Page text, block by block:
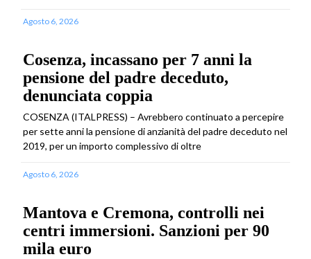
Agosto 6, 2026
Cosenza, incassano per 7 anni la
pensione del padre deceduto,
denunciata coppia
COSENZA (ITALPRESS) – Avrebbero continuato a percepire
per sette anni la pensione di anzianità del padre deceduto nel
2019, per un importo complessivo di oltre
Agosto 6, 2026
Mantova e Cremona, controlli nei
centri immersioni. Sanzioni per 90
mila euro